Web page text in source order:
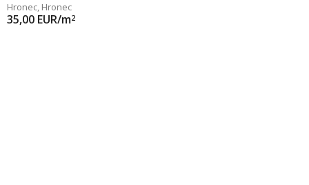
Hronec, Hronec
35,00 EUR/m2